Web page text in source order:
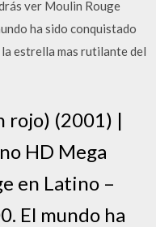
ver Moulin Rouge
ha sido conquistado
estrella mas rutilante del
rojo) (2001) |
HD Mega
en Latino –
El mundo ha